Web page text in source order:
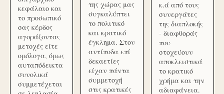
κεφάλαιο και
το προσωπικό
σας κέρδος
αγοράζοντας
μετοχές είτε
ομόλογα, όμως
αυταπόδεικτα
συνολικά
συμμετέχεται
της χώρας μας
συγκαλύπτει
το πολιτικό
και κρατικό
έγκλημα. Στον
αντίποδα επί
δεκαετίες
είχαν πάντα
συμμετοχή
στις κρατικές
κ.ά από τους
συνεργάτες
της διαπλοκής
- διαφθοράς
που
στοχεύουν
αποκλειστικά
το κρατικό
χρήμα και την
αδιαφάνεια.